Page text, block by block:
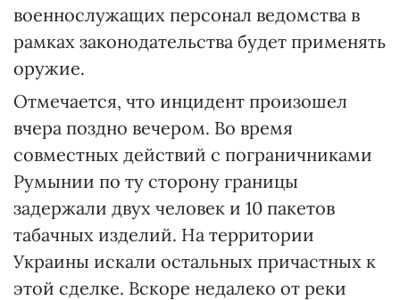
военнослужащих персонал ведомства в
рамках законодательства будет применять
оружие.
Отмечается, что инцидент произошел
вчера поздно вечером. Во время
совместных действий с пограничниками
Румынии по ту сторону границы
задержали двух человек и 10 пакетов
табачных изделий. На территории
Украины искали остальных причастных к
этой сделке. Вскоре недалеко от реки